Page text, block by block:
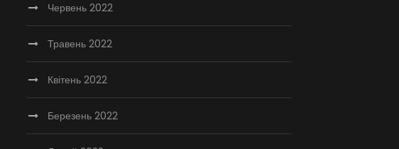
Червень 2022
Травень 2022
Квітень 2022
Березень 2022